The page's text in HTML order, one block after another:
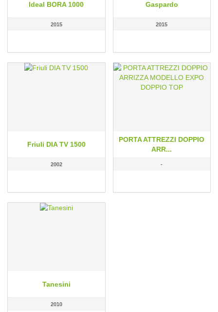
Ideal BORA 1000
2015
Gaspardo
2015
Friuli DIA TV 1500
2002
PORTA ATTREZZI DOPPIO
ARR...
-
Tanesini
2010